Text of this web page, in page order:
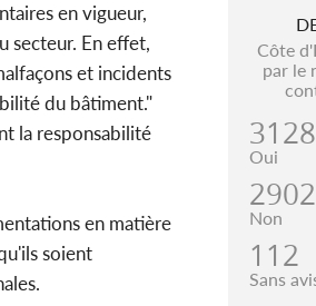
en vigueur,
secteur. En effet,
et incidents
du bâtiment."
la responsabilité
en matière
soient
Côte
par le
3128
Oui
2902
Non
112
Sans